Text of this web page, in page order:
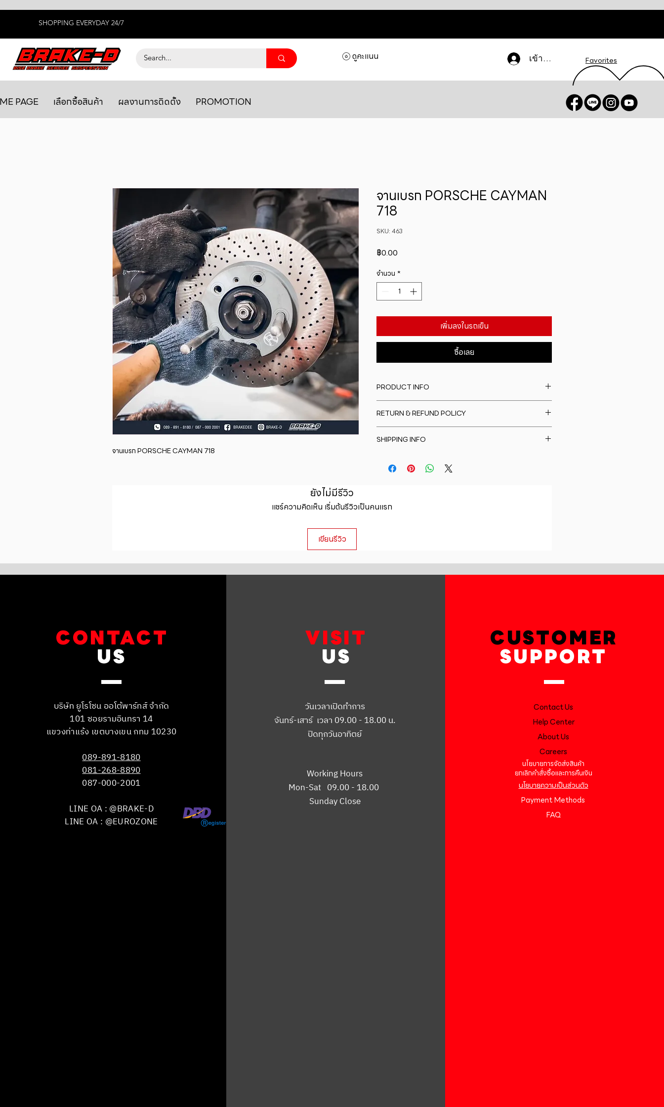
SHOPPING EVERYDAY 24/7
เข้าสู่ระบบ Favorites
ดูคะแนน
PAGE เลือกซื้อสินค้า ผลงานการติดตั้ง PROMOTION
จานเบรก PORSCHE CAYMAN 718
จานเบรก PORSCHE CAYMAN
718
SKU: 463
฿0.00
จำนวน *
เพิ่มลงในรถเข็น
ซื้อเลย
PRODUCT INFO
information about your product such as sizing,
material, care and cleaning instructions. This is also a
great space to write what makes this product
RETURN & REFUND POLICY
to let your customers know what to do in case they
straightforward refund or exchange policy is a great
way to build trust and reassure your customers that
SHIPPING INFO
information about your shipping methods,
can buy from you with confidence.
ยังไม่มีรีวิว
แชร์ความคิดเห็น เริ่มต้นรีวิวเป็นคนแรก
เขียนรีวิว
CONTACT
US
บริษัท ยูโรโซน ออโต้พาร์ทส์ จำกัด
101 ซอยรามอินทรา 14
แขวงท่าแร้ง เขตบางเขน กทม 10230
089-891-8180
081-268-8890
087-000-2001
LINE OA : @BRAKE-D
LINE OA : @EUROZONE
VISIT
US
วันเวลาเปิดทำการ
จันทร์-เสาร์ เวลา 09.00 - 18.00 น.
ปิดทุกวันอาทิตย์
Working Hours
Mon-Sat 09.00 - 18.00
Sunday Close
CUSTOMER
SUPPORT
Contact Us
Help Center
About Us
Careers
นโยบายการจัดส่งสินค้า
ยกเลิกคำสั่งซื้อและการคืนเงิน
นโยบายความเป็นส่วนตัว
Payment Methods
FAQ